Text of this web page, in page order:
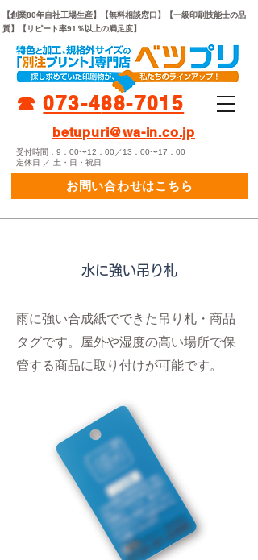
受付時間：9：00〜12：00／13：00〜17：00
定休日 ／ 土・日・祝日
☎︎073-488-7015
【創業80年自社工場生産】【無料相談窓口】【一級印刷技能士の品
質】【リピート率91％以上の満足度】
betupuri@wa-in.co.jp
お問い合わせはこちら
水に強い吊り札
雨に強い合成紙でできた吊り札・商品
タグです。屋外や湿度の高い場所で保
管する商品に取り付けが可能です。